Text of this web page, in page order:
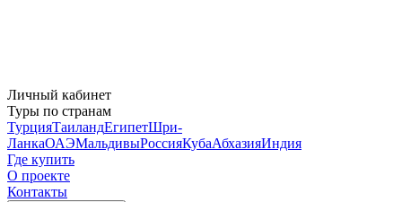
Личный кабинет
Туры по странам
ТурцияТаиландЕгипетШри-
ЛанкаОАЭМальдивыРоссияКубаАбхазияИндия
Где купить
О проекте
Контакты